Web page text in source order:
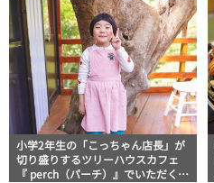
小学2年生の「こっちゃん店長」が
切り盛りするツリーハウスカフェ
『 perch（パーチ）』でいただく、